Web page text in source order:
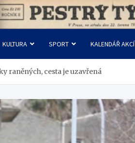
KULTURA SPORT KALENDÁŘ AKCÍ
raněných, cesta je uzavřená